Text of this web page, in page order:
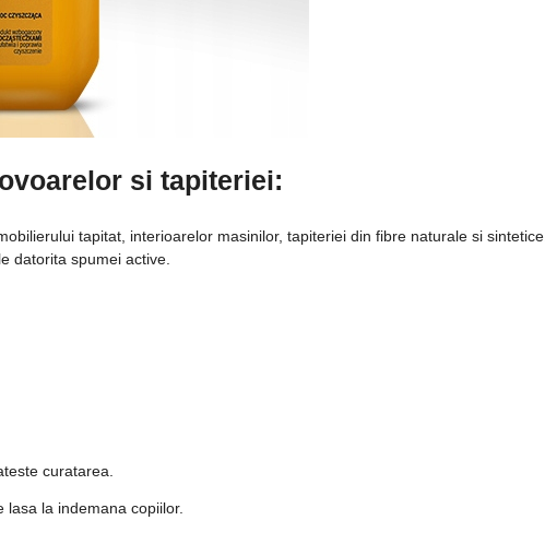
si tapiteriei:
tapitat, interioarelor masinilor, tapiteriei din fibre naturale si sintetice.
datorita spumei active.
curatarea.
la indemana copiilor.